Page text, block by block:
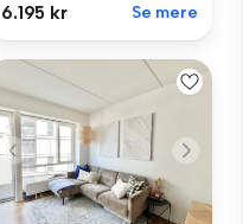
6.195 kr Se mere